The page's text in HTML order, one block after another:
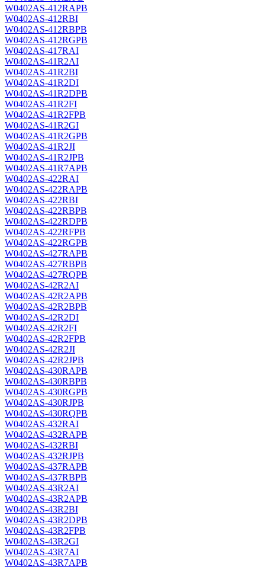
W0402AS-412RAPB
W0402AS-412RBI
W0402AS-412RBPB
W0402AS-412RGPB
W0402AS-417RAI
W0402AS-41R2AI
W0402AS-41R2BI
W0402AS-41R2DI
W0402AS-41R2DPB
W0402AS-41R2FI
W0402AS-41R2FPB
W0402AS-41R2GI
W0402AS-41R2GPB
W0402AS-41R2JI
W0402AS-41R2JPB
W0402AS-41R7APB
W0402AS-422RAI
W0402AS-422RAPB
W0402AS-422RBI
W0402AS-422RBPB
W0402AS-422RDPB
W0402AS-422RFPB
W0402AS-422RGPB
W0402AS-427RAPB
W0402AS-427RBPB
W0402AS-427RQPB
W0402AS-42R2AI
W0402AS-42R2APB
W0402AS-42R2BPB
W0402AS-42R2DI
W0402AS-42R2FI
W0402AS-42R2FPB
W0402AS-42R2JI
W0402AS-42R2JPB
W0402AS-430RAPB
W0402AS-430RBPB
W0402AS-430RGPB
W0402AS-430RJPB
W0402AS-430RQPB
W0402AS-432RAI
W0402AS-432RAPB
W0402AS-432RBI
W0402AS-432RJPB
W0402AS-437RAPB
W0402AS-437RBPB
W0402AS-43R2AI
W0402AS-43R2APB
W0402AS-43R2BI
W0402AS-43R2DPB
W0402AS-43R2FPB
W0402AS-43R2GI
W0402AS-43R7AI
W0402AS-43R7APB